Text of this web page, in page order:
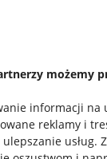
możemy
informacji
reklamy i
usług.